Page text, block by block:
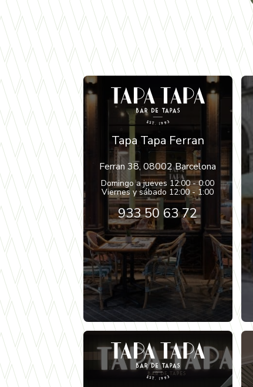
Tapa Tapa Ferran
Ferran 38, 08002 Barcelona
Domingo a jueves 12:00 - 0:00
Viernes y sábado 12:00 - 1:00
933 50 63 72